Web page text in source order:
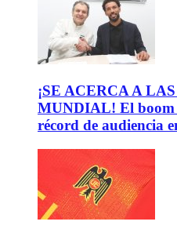
¡SE ACERCA A
MUNDIAL! El boom
récord de audiencia